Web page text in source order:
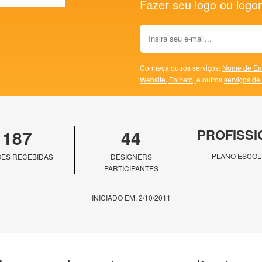
Fazer seu logo ou
Conheça outros serviços: Nome de
Website, Folheto, e outrosserviços
187
RECEBIDAS
44
DESIGNERS
PARTICIPANTES
PLANO
INICIADO EM: 2/10/2011